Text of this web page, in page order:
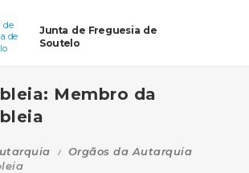
Junta de Freguesia de
Soutelo
Membro da
Orgãos da Autarquia